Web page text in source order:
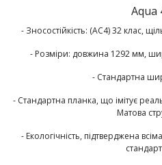
Aqua
- Зносостійкість: (AC4) 32 клас,
- Розміри: довжина 1292 мм,
- Стандартна
- Стандартна планка, що імітує
Матова
- Екологічність, підтверджена